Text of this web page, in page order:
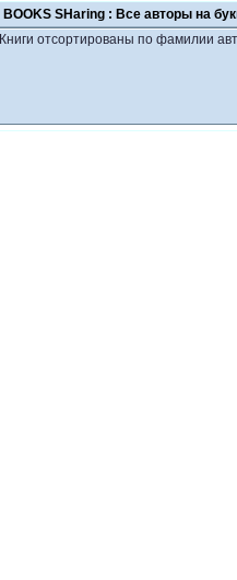
BOOKS SHaring : Все авторы на
Книги отсортированы по фамилии